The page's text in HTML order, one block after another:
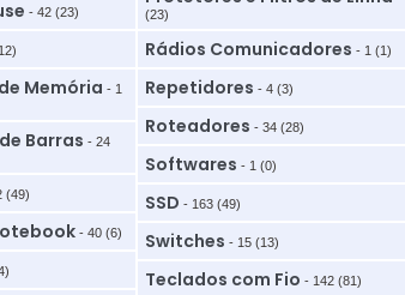
- 42 (23)
Memória - 1
Barras - 24
(49)
- 40 (6)
(23)
Rádios Comunicadores - 1 (1)
Repetidores - 4 (3)
Roteadores - 34 (28)
Softwares - 1 (0)
SSD - 163 (49)
Switches - 15 (13)
Teclados com Fio - 142 (81)